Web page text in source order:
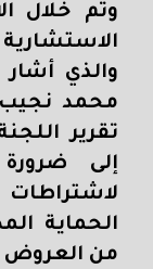
وتم خلال
والذي
محمد نجيب
إلى
الحماية
من العروض